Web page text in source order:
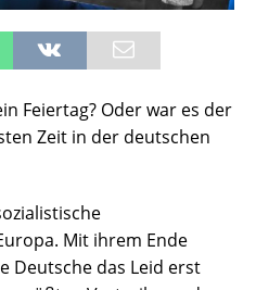
Feiertag? Oder war es der
Zeit in der deutschen
Mit ihrem Ende
Deutsche das Leid erst